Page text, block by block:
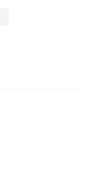
news
в Viber
в LinkedIn